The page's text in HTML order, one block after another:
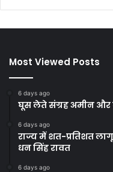
Most Viewed Posts
6 days ago
घूस लेते संग्रह अमीन और
6 days ago
राज्य में शत-प्रतिशत
धन सिंह रावत
6 days ago